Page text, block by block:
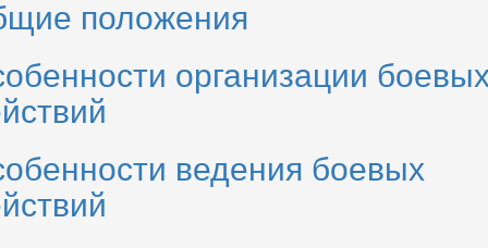
положения
организации
ведения боевых